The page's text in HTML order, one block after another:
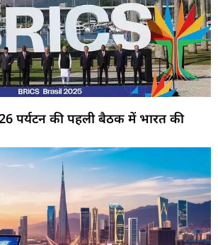
पर्यटन की पहली बैठक में भारत की